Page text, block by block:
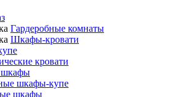
Гардеробные комнаты
Шкафы-кровати
кровати
шкафы
шкафы-купе
шкафы